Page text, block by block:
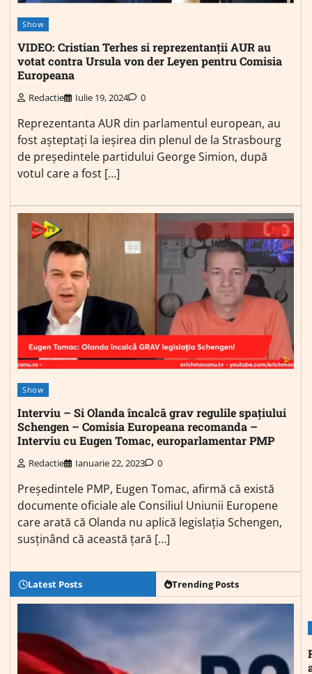
Show
VIDEO: Cristian Terhes si reprezentanții AUR au
votat contra Ursula von der Leyen pentru Comisia
Europeana
Redactie Iulie 19, 2024 0
Reprezentanta AUR din parlamentul european, au
fost așteptați la ieșirea din plenul de la Strasbourg
de președintele partidului George Simion, după
votul care a fost […]
Show
Interviu – Si Olanda încalcă grav regulile spațiului
Schengen – Comisia Europeana recomanda –
Interviu cu Eugen Tomac, europarlamentar PMP
Redactie Ianuarie 22, 2023 0
Preşedintele PMP, Eugen Tomac, afirmă că există
documente oficiale ale Consiliul Uniunii Europene
care arată că Olanda nu aplică legislaţia Schengen,
susţinând că această ţară […]
Latest Posts Trending Posts